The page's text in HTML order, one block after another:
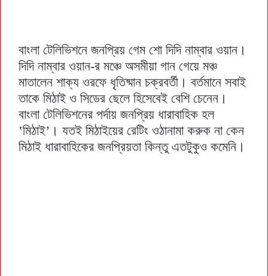
বাংলা টেলিভিশনে জনপ্রিয় গেম শো দিদি নাম্বার ওয়ান।
দিদি নাম্বার ওয়ান-র মঞ্চে অসমীয়া গান গেয়ে মঞ্চ
মাতালেন শাক্য ওরফে ধৃতিষ্মান চক্রবর্তী। বর্তমানে সবাই
তাকে মিঠাই ও সিডের ছেলে হিসেবেই বেশি চেনেন।
বাংলা টেলিভিশনের পর্দায় জনপ্রিয় ধারাবাহিক হল
‛মিঠাই’। যতই মিঠাইয়ের রেটিং ওঠানামা করুক না কেন
মিঠাই ধারাবাহিকের জনপ্রিয়তা কিন্তু এতটুকুও কমেনি।